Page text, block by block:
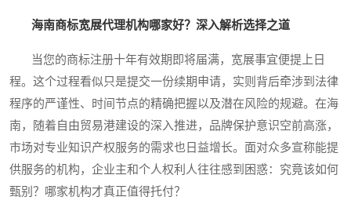
海南商标宽展代理机构哪家好？深入解析选择之道
当您的商标注册十年有效期即将届满，宽展事宜便提上日
程。这个过程看似只是提交一份续期申请，实则背后牵涉到法律
程序的严谨性、时间节点的精确把握以及潜在风险的规避。在海
南，随着自由贸易港建设的深入推进，品牌保护意识空前高涨，
市场对专业知识产权服务的需求也日益增长。面对众多宣称能提
供服务的机构，企业主和个人权利人往往感到困惑：究竟该如何
甄别？哪家机构才真正值得托付？